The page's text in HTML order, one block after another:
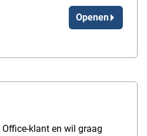
Openen
klant en wil graag